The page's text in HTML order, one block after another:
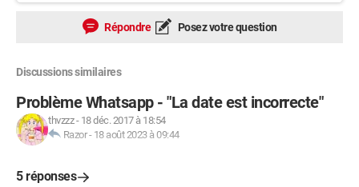
Répondre Posez votre question
Discussions similaires
Problème Whatsapp - "La date est incorrecte"
thvzzz- 18 déc. 2017 à 18:54
Razor- 18 août 2023 à 09:44
5 réponses